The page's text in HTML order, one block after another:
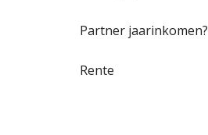
Partner jaarinkomen?
Rente